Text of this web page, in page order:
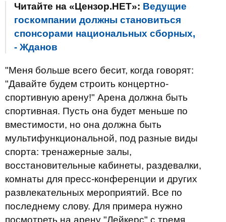
Читайте на «Цензор.НЕТ»: Ведущие
госкомпании должны становиться
спонсорами национальных сборных,
- Жданов
"Меня больше всего бесит, когда говорят:
"Давайте будем строить концертно-
спортивную арену!" Арена должна быть
спортивная. Пусть она будет меньше по
вместимости, но она должна быть
мультифункциональной, под разные виды
спорта: тренажерные залы,
восстановительные кабинеты, раздевалки,
комнаты для пресс-конференции и других
развлекательных мероприятий. Все по
последнему слову. Для примера нужно
посмотреть на арену "Лейкерс" с тремя